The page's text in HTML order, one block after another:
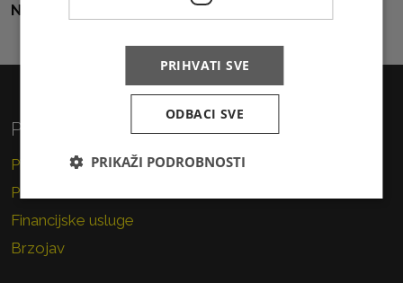
Natrag na sve vijesti
Privatni korisnici
Pismo
Paket
Financijske usluge
Brzojav
PRIHVATI SVE
ODBACI SVE
PRIKAŽI PODROBNOSTI